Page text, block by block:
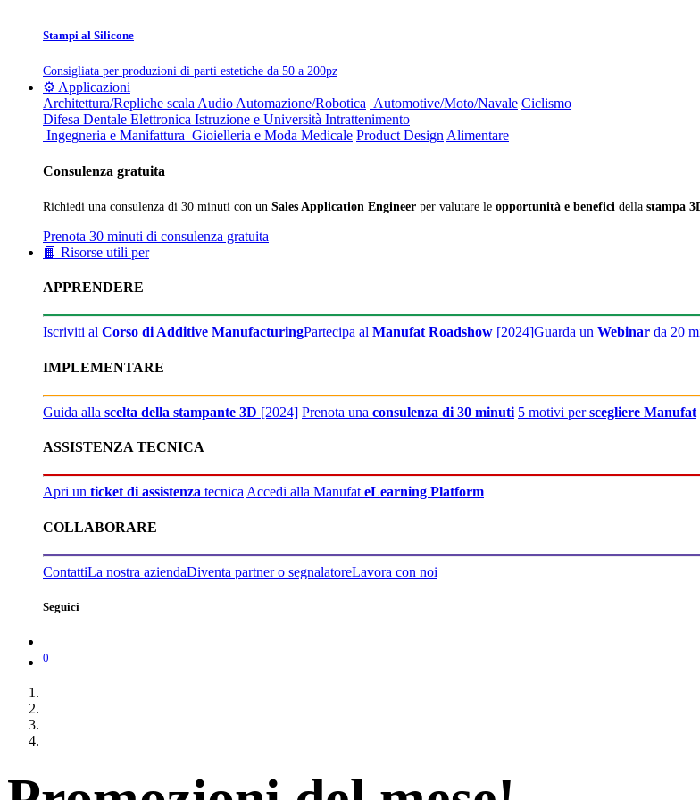
Stampi al Silicone
Consigliata per produzioni di parti estetiche da 50 a 200pz
⚙️ Applicazioni
Architettura/Repliche scala Audio Automazione/Robotica Automotive/Moto/Navale Ciclismo
Difesa Dentale Elettronica Istruzione e Università Intrattenimento
Ingegneria e Manifattura Gioielleria e Moda Medicale Product Design Alimentare
Consulenza gratuita
Richiedi una consulenza di 30 minuti con un Sales Application Engineer per valutare le opportunità e benefici della stampa
Prenota 30 minuti di consulenza gratuita
📙 Risorse utili per
APPRENDERE
Iscriviti al Corso di Additive ManufacturingPartecipa al Manufat Roadshow [2024]Guarda un Webinar da 20
IMPLEMENTARE
Guida alla scelta della stampante 3D [2024] Prenota una consulenza di 30 minuti 5 motivi perscegliere Manufat
ASSISTENZA TECNICA
Apri un ticket di assistenza tecnicaAccedi alla ManufateLearning Platform
COLLABORARE
ContattiLa nostra aziendaDiventa partner o segnalatoreLavora con noi
Seguici
0